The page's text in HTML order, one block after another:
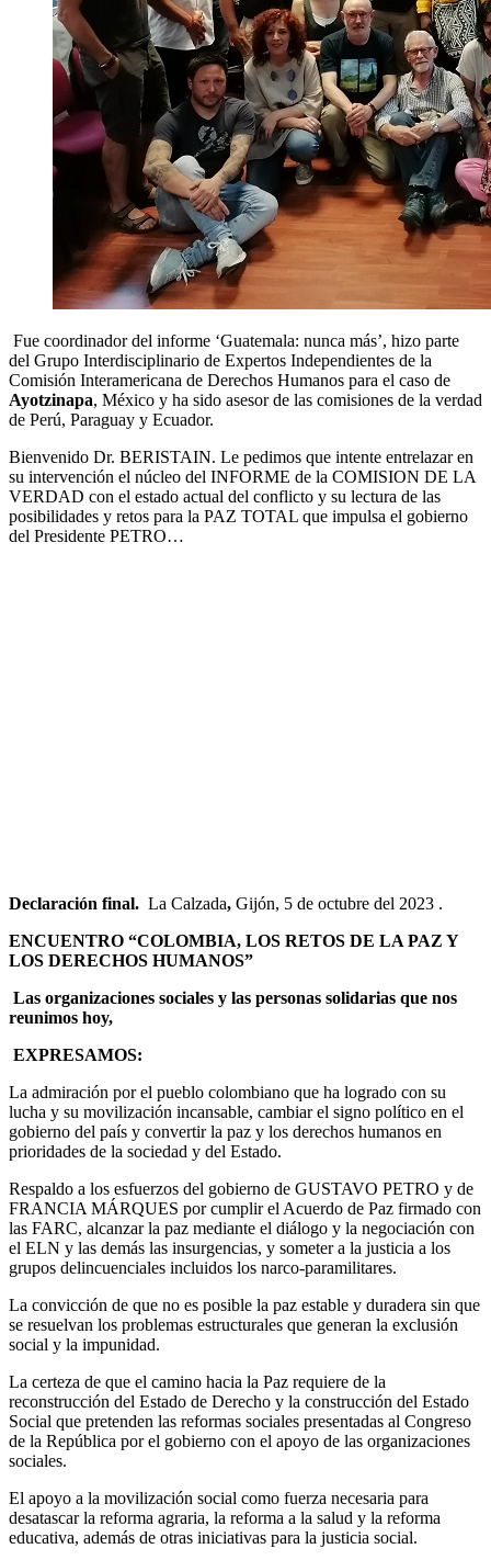
Fue coordinador del informe ‘Guatemala: nunca más’, hizo parte
del Grupo Interdisciplinario de Expertos Independientes de la
Comisión Interamericana de Derechos Humanos para el caso de
Ayotzinapa, México y ha sido asesor de las comisiones de la verdad
de Perú, Paraguay y Ecuador.
Bienvenido Dr. BERISTAIN. Le pedimos que intente entrelazar en
su intervención el núcleo del INFORME de la COMISION DE LA
VERDAD con el estado actual del conflicto y su lectura de las
posibilidades y retos para la PAZ TOTAL que impulsa el gobierno
del Presidente PETRO…
Declaración final. La Calzada, Gijón, 5 de octubre del 2023 .
ENCUENTRO “COLOMBIA, LOS RETOS DE LA PAZ Y
LOS DERECHOS HUMANOS”
Las organizaciones sociales y las personas solidarias que nos
reunimos hoy,
EXPRESAMOS:
La admiración por el pueblo colombiano que ha logrado con su
lucha y su movilización incansable, cambiar el signo político en el
gobierno del país y convertir la paz y los derechos humanos en
prioridades de la sociedad y del Estado.
Respaldo a los esfuerzos del gobierno de GUSTAVO PETRO y de
FRANCIA MÁRQUES por cumplir el Acuerdo de Paz firmado con
las FARC, alcanzar la paz mediante el diálogo y la negociación con
el ELN y las demás las insurgencias, y someter a la justicia a los
grupos delincuenciales incluidos los narco-paramilitares.
La convicción de que no es posible la paz estable y duradera sin que
se resuelvan los problemas estructurales que generan la exclusión
social y la impunidad.
La certeza de que el camino hacia la Paz requiere de la
reconstrucción del Estado de Derecho y la construcción del Estado
Social que pretenden las reformas sociales presentadas al Congreso
de la República por el gobierno con el apoyo de las organizaciones
sociales.
El apoyo a la movilización social como fuerza necesaria para
desatascar la reforma agraria, la reforma a la salud y la reforma
educativa, además de otras iniciativas para la justicia social.